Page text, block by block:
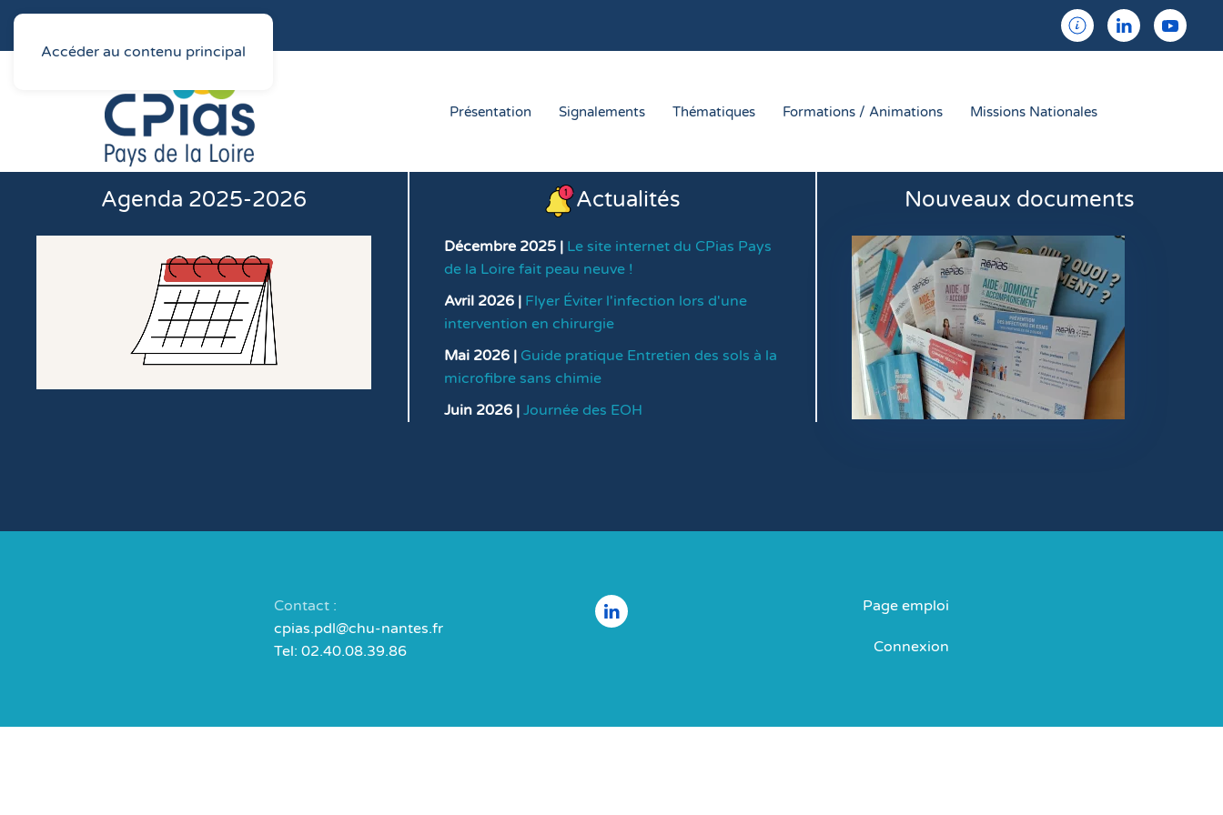
Accéder au contenu principal
Présentation Signalements Thématiques Formations / Animations Missions Nationales
Agenda 2025-2026 Actualités
Décembre 2025 | Le site internet du CPias Pays
de la Loire fait peau neuve !
Avril 2026 | Flyer Éviter l'infection lors d'une
intervention en chirurgie
Mai 2026 | Guide pratique Entretien des sols à la
microfibre sans chimie
Juin 2026 | Journée des EOH
Nouveaux documents
Contact :
cpias.pdl@chu-nantes.fr
Tel: 02.40.08.39.86
Page emploi
Connexion